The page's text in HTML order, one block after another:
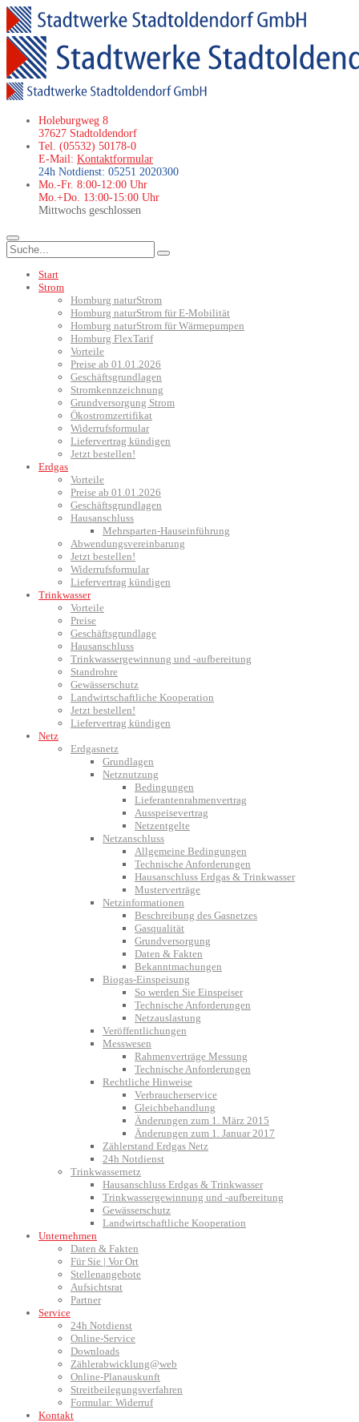
Holeburgweg 8
37627 Stadtoldendorf
Tel. (05532) 50178-0
E-Mail: Kontaktformular
24h Notdienst: 05251 2020300
Mo.-Fr. 8:00-12:00 Uhr
Mo.+Do. 13:00-15:00 Uhr
Mittwochs geschlossen
Start
Strom
Homburg naturStrom
Homburg naturStrom für E-Mobilität
Homburg naturStrom für Wärmepumpen
Homburg FlexTarif
Vorteile
Preise ab 01.01.2026
Geschäftsgrundlagen
Stromkennzeichnung
Grundversorgung Strom
Ökostromzertifikat
Widerrufsformular
Liefervertrag kündigen
Jetzt bestellen!
Erdgas
Vorteile
Preise ab 01.01.2026
Geschäftsgrundlagen
Hausanschluss
Mehrsparten-Hauseinführung
Abwendungsvereinbarung
Jetzt bestellen!
Widerrufsformular
Liefervertrag kündigen
Trinkwasser
Vorteile
Preise
Geschäftsgrundlage
Hausanschluss
Trinkwassergewinnung und -aufbereitung
Standrohre
Gewässerschutz
Landwirtschaftliche Kooperation
Jetzt bestellen!
Liefervertrag kündigen
Netz
Erdgasnetz
Grundlagen
Netznutzung
Bedingungen
Lieferantenrahmenvertrag
Ausspeisevertrag
Netzentgelte
Netzanschluss
Allgemeine Bedingungen
Technische Anforderungen
Hausanschluss Erdgas & Trinkwasser
Musterverträge
Netzinformationen
Beschreibung des Gasnetzes
Gasqualität
Grundversorgung
Daten & Fakten
Bekanntmachungen
Biogas-Einspeisung
So werden Sie Einspeiser
Technische Anforderungen
Netzauslastung
Veröffentlichungen
Messwesen
Rahmenverträge Messung
Technische Anforderungen
Rechtliche Hinweise
Verbraucherservice
Gleichbehandlung
Änderungen zum 1. März 2015
Änderungen zum 1. Januar 2017
Zählerstand Erdgas Netz
24h Notdienst
Trinkwassernetz
Hausanschluss Erdgas & Trinkwasser
Trinkwassergewinnung und -aufbereitung
Gewässerschutz
Landwirtschaftliche Kooperation
Unternehmen
Daten & Fakten
Für Sie | Vor Ort
Stellenangebote
Aufsichtsrat
Partner
Service
24h Notdienst
Online-Service
Downloads
Zählerabwicklung@web
Online-Planauskunft
Streitbeilegungsverfahren
Formular: Widerruf
Kontakt